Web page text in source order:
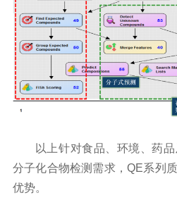
以上针对食品、环境、药
分子化合物检测需求，QE系列
优势。